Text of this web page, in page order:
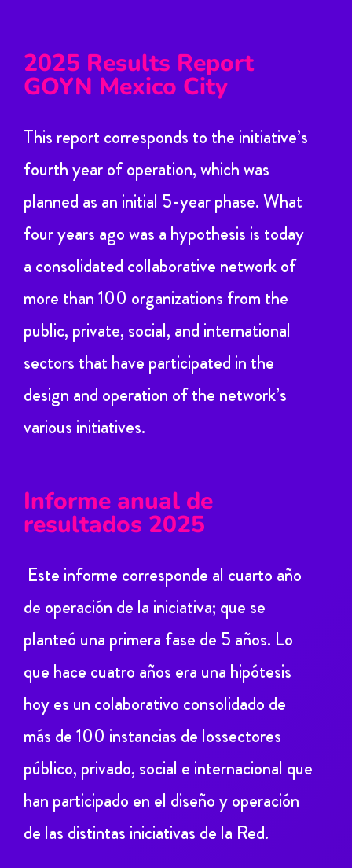
2025 Results Report
GOYN Mexico City
This report corresponds to the initiative’s
fourth year of operation, which was
planned as an initial 5-year phase. What
four years ago was a hypothesis is today
a consolidated collaborative network of
more than 100 organizations from the
public, private, social, and international
sectors that have participated in the
design and operation of the network’s
various initiatives.
Informe anual de
resultados 2025
Este informe corresponde al cuarto año
de operación de la iniciativa; que se
planteó una primera fase de 5 años. Lo
que hace cuatro años era una hipótesis
hoy es un colaborativo consolidado de
más de 100 instancias de lossectores
público, privado, social e internacional que
han participado en el diseño y operación
de las distintas iniciativas de la Red.